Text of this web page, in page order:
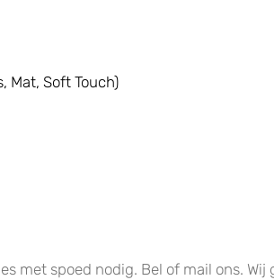
Mat, Soft Touch)
met spoed nodig. Bel of mail ons.